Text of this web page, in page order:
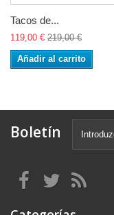
Tacos de...
119,00 € 219,00 €
Añadir al carrito
Boletín